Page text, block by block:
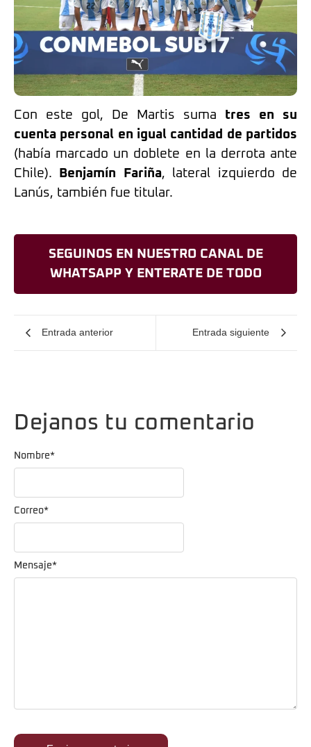
Con este gol, De Martis suma tres en su
cuenta personal en igual cantidad de partidos
(había marcado un doblete en la derrota ante
Chile).
Benjamín Fariña, lateral izquierdo de
Lanús, también fue titular.
SEGUINOS EN NUESTRO CANAL DE
WHATSAPP Y ENTERATE DE TODO
Entrada anterior Entrada siguiente
Dejanos tu comentario
Mensaje*
Nombre*
Correo*